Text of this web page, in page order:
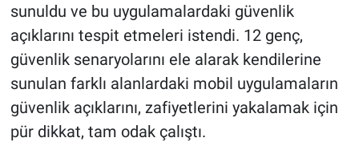
sunuldu ve bu uygulamalardaki güvenlik
açıklarını tespit etmeleri istendi. 12 genç,
güvenlik senaryolarını ele alarak kendilerine
sunulan farklı alanlardaki mobil uygulamaların
güvenlik açıklarını, zafiyetlerini yakalamak için
pür dikkat, tam odak çalıştı.